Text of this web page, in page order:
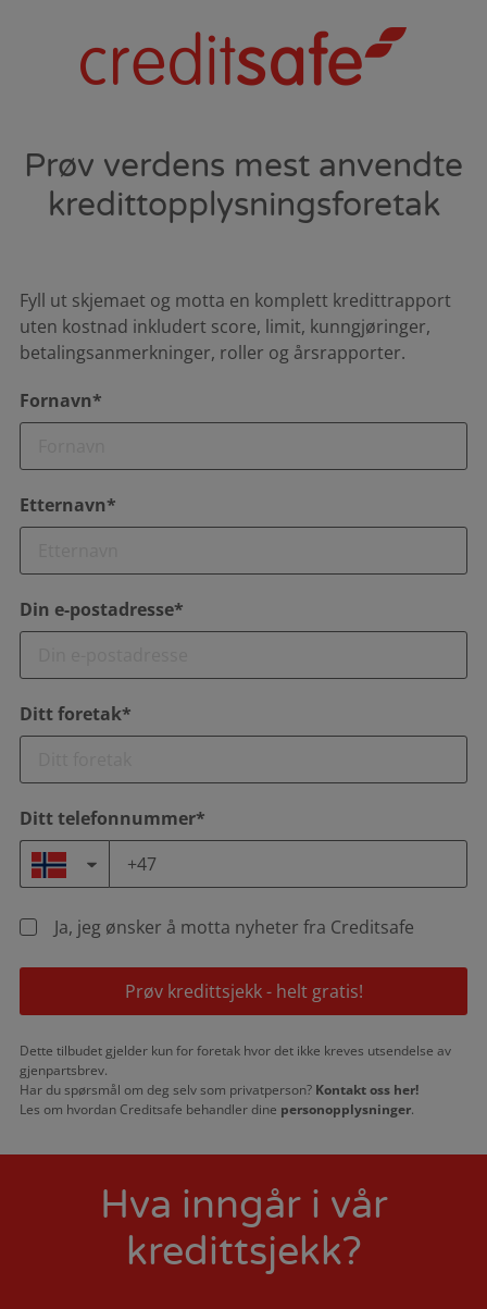
Prøv verdens mest anvendte
kredittopplysningsforetak
Fyll ut skjemaet og motta en komplett kredittrapport
uten kostnad inkludert score, limit, kunngjøringer,
betalingsanmerkninger, roller og årsrapporter.
Fornavn*
Etternavn*
Din e-postadresse*
Ditt foretak*
Ditt telefonnummer*
Ja, jeg ønsker å motta nyheter fra Creditsafe
Prøv kredittsjekk - helt gratis!
Dette tilbudet gjelder kun for foretak hvor det ikke kreves utsendelse av
gjenpartsbrev.
Har du spørsmål om deg selv som privatperson? Kontakt oss her!
Les om hvordan Creditsafe behandler dine personopplysninger.
Hva inngår i vår
kredittsjekk?